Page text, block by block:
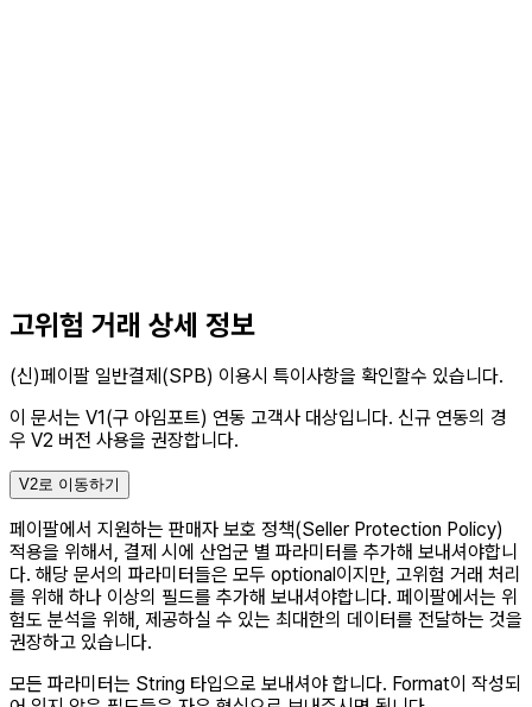
고위험 거래 상세 정보
(신)페이팔 일반결제(SPB) 이용시 특이사항을 확인할수 있습니다.
이 문서는 V1(구 아임포트) 연동 고객사 대상입니다. 신규 연동의 경
우 V2 버전 사용을 권장합니다.
V2로 이동하기
페이팔에서 지원하는 판매자 보호 정책(Seller Protection Policy)
적용을 위해서, 결제 시에 산업군 별 파라미터를 추가해 보내셔야합니
다. 해당 문서의 파라미터들은 모두 optional이지만, 고위험 거래 처리
를 위해 하나 이상의 필드를 추가해 보내셔야합니다. 페이팔에서는 위
험도 분석을 위해, 제공하실 수 있는 최대한의 데이터를 전달하는 것을
권장하고 있습니다.
모든 파라미터는 String 타입으로 보내셔야 합니다. Format이 작성되